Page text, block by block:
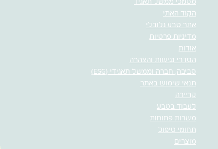
מסמכי ממשל תאגיד
הקוד האתי
אתר טבע גלובלי
מדיניות פרטיות
אודות
הסדרי נגישות והצהרה
סביבה, חברה וממשל תאגידי (ESG)
תנאי שימוש באתר
קריירה
לעבוד בטבע
משרות פתוחות
תחומי טיפול
מוצרים